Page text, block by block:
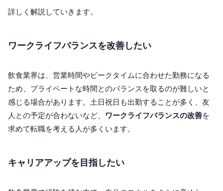
詳しく解説していきます。
ワークライフバランスを改善したい
飲食業界は、営業時間やピークタイムに合わせた勤務になる
ため、プライベートな時間とのバランスを取るのが難しいと
感じる場合があります。土日祝日も出勤することが多く、友
人との予定が合わないなど、
ワークライフバランスの改善を
求めて転職を考える人が多くいます。
キャリアアップを目指したい